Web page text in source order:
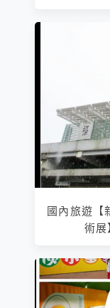
國內旅遊【
術展